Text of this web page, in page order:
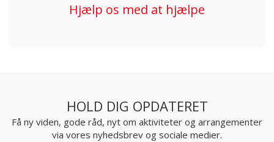
Hjælp os med at hjælpe
HOLD DIG OPDATERET
Få ny viden, gode råd, nyt om aktiviteter og arrangementer
via vores nyhedsbrev og sociale medier.